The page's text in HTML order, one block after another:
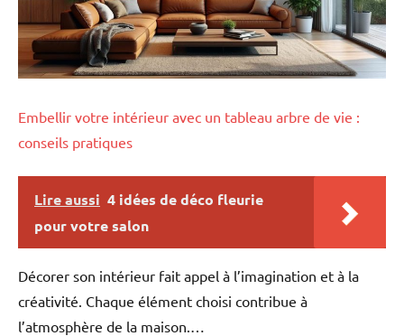
Embellir votre intérieur avec un tableau arbre de vie :
conseils pratiques
Lire aussi 4 idées de déco fleurie
pour votre salon
Décorer son intérieur fait appel à l’imagination et à la
créativité. Chaque élément choisi contribue à
l’atmosphère de la maison.…